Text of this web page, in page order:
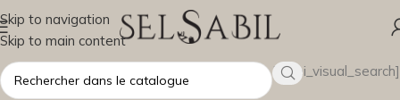
Skip to navigation
Skip to main content
[wsbi_visual_search]